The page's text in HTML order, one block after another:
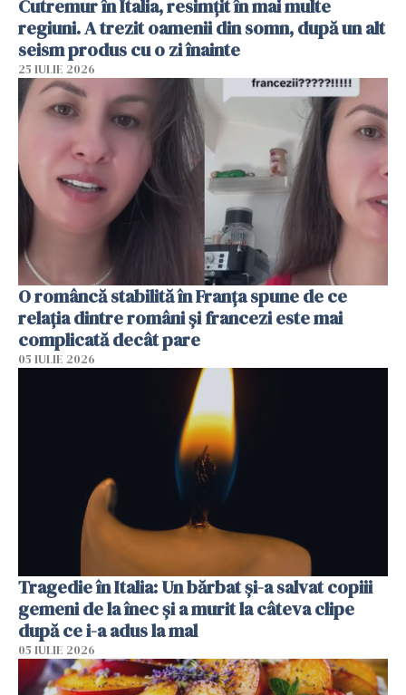
Cutremur în Italia, resimțit în mai multe
regiuni. A trezit oamenii din somn, după un alt
seism produs cu o zi înainte
25 IULIE 2026
O româncă stabilită în Franța spune de ce
relația dintre români și francezi este mai
complicată decât pare
05 IULIE 2026
Tragedie în Italia: Un bărbat și-a salvat copiii
gemeni de la înec și a murit la câteva clipe
după ce i-a adus la mal
05 IULIE 2026